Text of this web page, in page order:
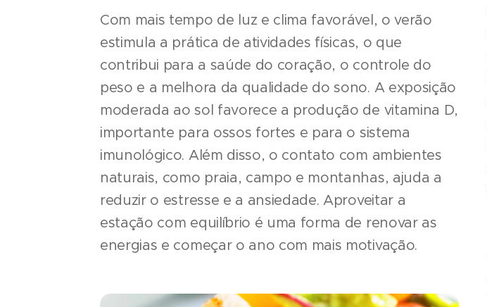
Com mais tempo de luz e clima favorável, o verão
estimula a prática de atividades físicas, o que
contribui para a saúde do coração, o controle do
peso e a melhora da qualidade do sono. A exposição
moderada ao sol favorece a produção de vitamina D,
importante para ossos fortes e para o sistema
imunológico. Além disso, o contato com ambientes
naturais, como praia, campo e montanhas, ajuda a
reduzir o estresse e a ansiedade. Aproveitar a
estação com equilíbrio é uma forma de renovar as
energias e começar o ano com mais motivação.